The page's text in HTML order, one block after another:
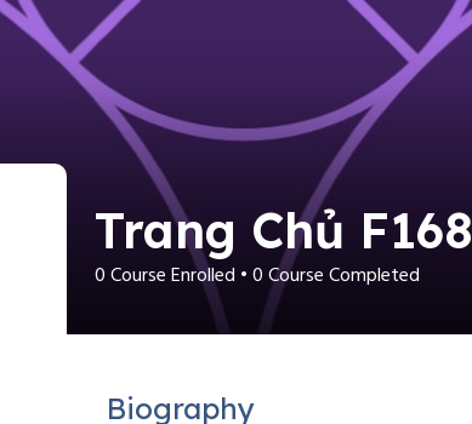
Trang Chủ F168
0Course Enrolled •0Course Completed
Biography